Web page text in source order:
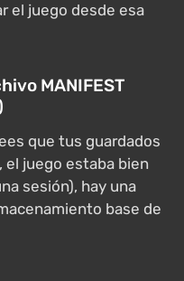
el juego desde esa
MANIFEST
que tus guardados
juego estaba bien
sesión), hay una
base de